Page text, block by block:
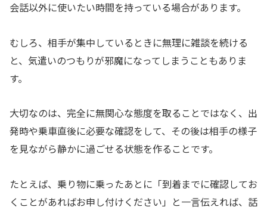
会話以外に使いたい時間を持っている場合があります。
むしろ、相手が集中しているときに無理に雑談を続ける
と、気遣いのつもりが邪魔になってしまうこともありま
す。
大切なのは、完全に無関心な態度を取ることではなく、出
発時や乗車直後に必要な確認をして、その後は相手の様子
を見ながら静かに過ごせる状態を作ることです。
たとえば、乗り物に乗ったあとに「到着までに確認してお
くことがあればお申し付けください」と一言伝えれば、話